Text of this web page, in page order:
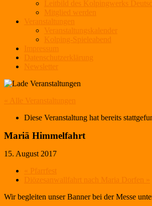
Leitbild des Kolpingwerks
Mitglied werden
Veranstaltungen
Veranstaltungskalender
Kolping-Spieleabend
Impressum
Datenschutzerklärung
Newsletter
« Alle Veranstaltungen
Diese Veranstaltung hat bereits
Mariä Himmelfahrt
15. August 2017
«
Pfarrfest
Diözesanwallfahrt nach Maria Dorfen
»
Wir begleiten unser Banner bei der Messe